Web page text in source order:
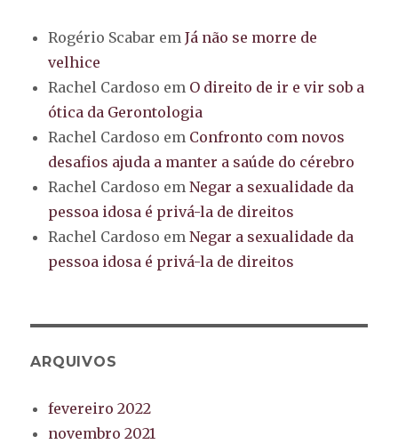
Rogério Scabar emJá não se morre de
velhice
Rachel Cardoso em O direito de ir e vir sob a
ótica da Gerontologia
Rachel Cardoso em Confronto com novos
desafios ajuda a manter a saúde do cérebro
Rachel Cardoso emNegar a sexualidade da
pessoa idosa é privá-la de direitos
Rachel Cardoso emNegar a sexualidade da
pessoa idosa é privá-la de direitos
ARQUIVOS
fevereiro 2022
novembro 2021